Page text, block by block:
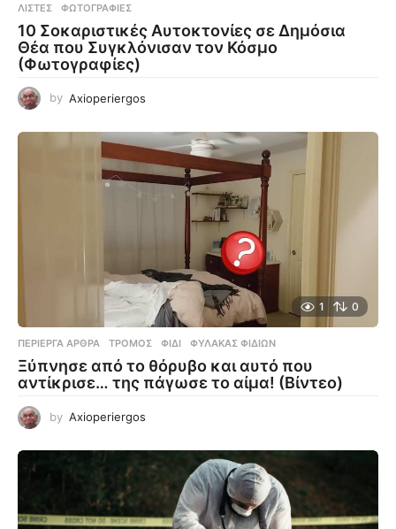
ΛΊΣΤΕΣ ,ΦΩΤΟΓΡΑΦΊΕΣ
10 Σοκαριστικές Αυτοκτονίες σε Δημόσια
Θέα που Συγκλόνισαν τον Κόσμο
(Φωτογραφίες)
by Axioperiergos
1 0
ΠΕΡΊΕΡΓΑ ΆΡΘΡΑ ΤΡΌΜΟΣ ,ΦΊΔΙ ,ΦΎΛΑΚΑΣ ΦΙΔΙΏΝ
Ξύπνησε από το θόρυβο και αυτό που
αντίκρισε… της πάγωσε το αίμα! (Βίντεο)
by Axioperiergos